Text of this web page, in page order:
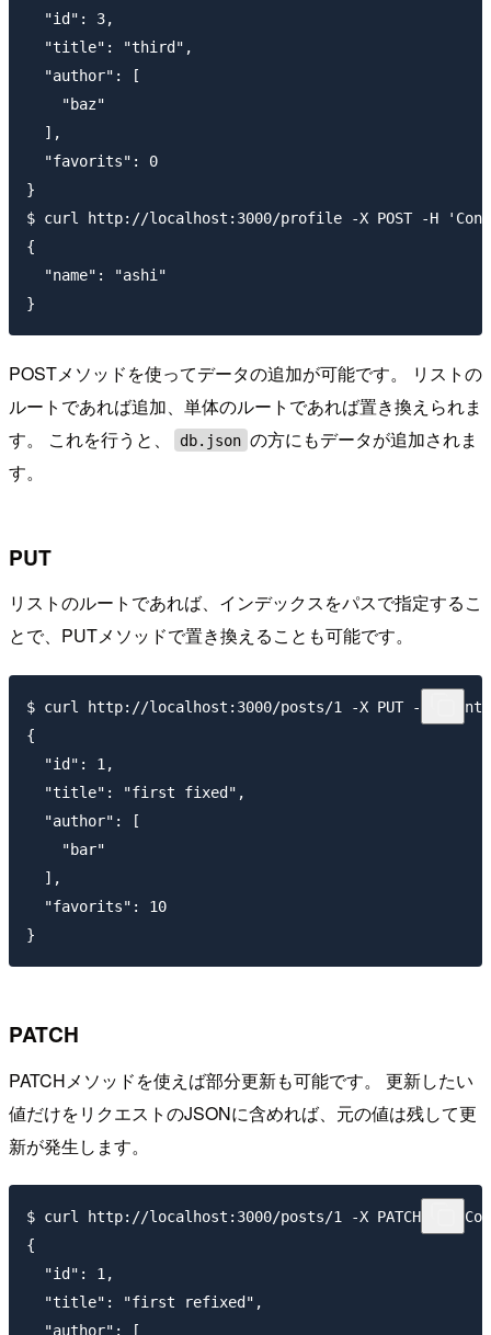
  "id": 3,
  "title": "third",
  "author": [
    "baz"
  ],
  "favorits": 0
}
$ curl http://localhost:3000/profile -X POST -H
{
  "name": "ashi"
POSTメソッドを使ってデータの追加が可能です。 リストの
ルートであれば追加、単体のルートであれば置き換えられま
す。 これを行うと、
db.json の方にもデータが追加されま
す。
PUT
リストのルートであれば、インデックスをパスで指定するこ
とで、PUTメソッドで置き換えることも可能です。
$ curl http://localhost:3000/posts/1 -X PUT -H
{
  "id": 1,
  "title": "first fixed",
  "author": [
    "bar"
  ],
  "favorits": 10
PATCH
PATCHメソッドを使えば部分更新も可能です。 更新したい
値だけをリクエストのJSONに含めれば、元の値は残して更
新が発生します。
$ curl http://localhost:3000/posts/1 -X PATCH -
{
  "id": 1,
  "title": "first refixed",
  "author": [